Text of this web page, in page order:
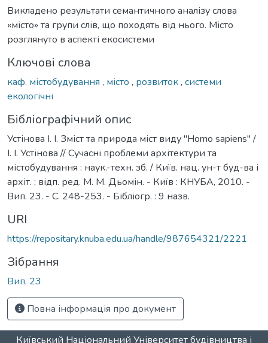
Викладено результати семантичного аналізу слова
«місто» та групи слів, що походять від нього. Місто
розглянуто в аспекті екосистеми
Ключові слова
каф. містобудування , місто , розвиток, системи
екологічні
Бібліографічний опис
Устінова І. І. Зміст та природа міст виду "Homo sapiens" /
І. І. Устінова // Сучасні проблеми архітектури та
містобудування : наук.-техн. зб. / Київ. нац. ун-т буд-ва і
архіт. ; відп. ред. М. М. Дьомін. - Київ : КНУБА, 2010. -
Вип. 23. - С. 248-253. - Бібліогр. : 9 назв.
URI
https://repositary.knuba.edu.ua/handle/987654321/2221
Зібрання
Вип. 23
Повна інформація про документ
Київський Національний Університет будівництва і